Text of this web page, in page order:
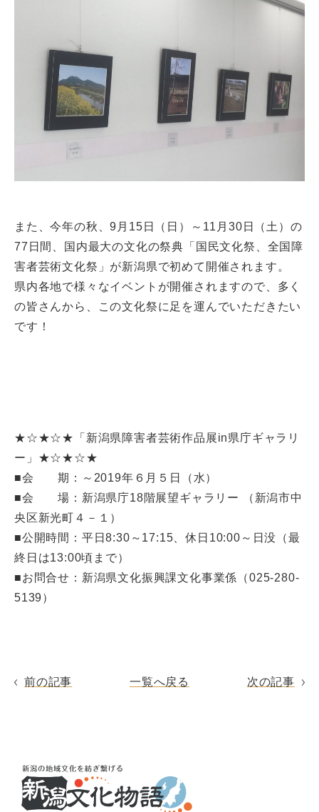
また、今年の秋、9月15日（日）～11月30日（土）の
77日間、国内最大の文化の祭典「国民文化祭、全国障
害者芸術文化祭」が新潟県で初めて開催されます。
県内各地で様々なイベントが開催されますので、多く
の皆さんから、この文化祭に足を運んでいただきたい
です！
★☆★☆★「新潟県障害者芸術作品展in県庁ギャラリ
ー」★☆★☆★
■会 期：～2019年６月５日（水）
■会 場：新潟県庁18階展望ギャラリー （新潟市中
央区新光町４－１）
■公開時間：平日8:30～17:15、休日10:00～日没（最
終日は13:00頃まで）
■お問合せ：新潟県文化振興課文化事業係（025-280-
5139）
前の記事 一覧へ戻る 次の記事